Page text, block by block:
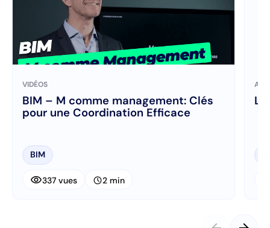
VIDÉOS
BIM – M comme management: Clés
pour une Coordination Efficace
BIM
visibility337 vues schedule2 min